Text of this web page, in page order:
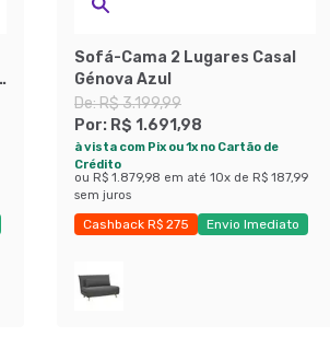
Sofá-Cama 2 Lugares Casal
Génova Azul
De:R$ 3.199,99
Por: R$ 1.691,98
à vista com Pix ou 1x no Cartão de
Crédito
ou R$ 1.879,98 em até 10x de R$ 187,99
sem juros
Cashback R$ 275
Envio Imediato